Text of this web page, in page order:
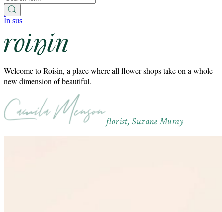
În sus
Welcome to Roisin, a place where all flower shops take on a whole
new dimension of beautiful.
florist, Suzane Muray